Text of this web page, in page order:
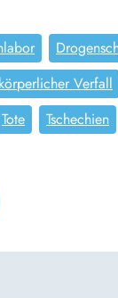
körperlicher Verfall
Tote Tschechien